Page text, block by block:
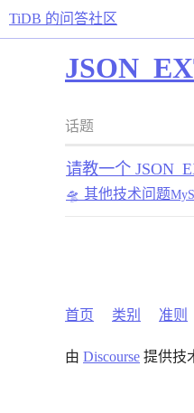
TiDB 的问答社区
话题
请教一个
🛸 其他技术问题
首页 类别 准则
由 Discourse 提供技